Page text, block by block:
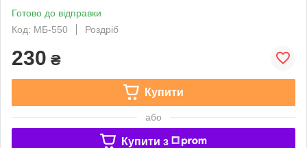
Готово до відправки
Код: МБ-550
Роздріб
230 ₴
Купити
або
Купити з